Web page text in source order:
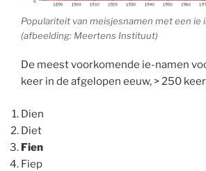
Populariteit van meisjesnamen met een ie
(afbeelding: Meertens Instituut)
De meest voorkomende ie-namen
keer in de afgelopen eeuw, > 250
Dien
Diet
Fien
Fiep